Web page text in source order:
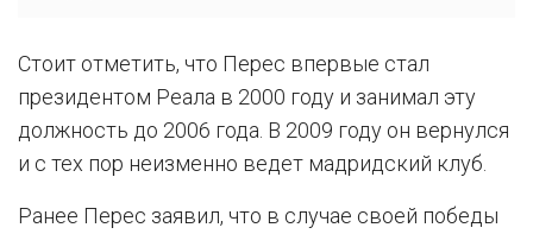
Стоит отметить, что Перес впервые стал
президентом Реала в 2000 году и занимал эту
должность до 2006 года. В 2009 году он вернулся
и с тех пор неизменно ведет мадридский клуб.
Ранее Перес заявил, что в случае своей победы